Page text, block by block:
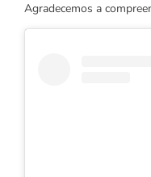
Agradecemos a